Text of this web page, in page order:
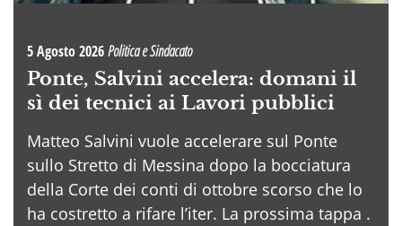
5 Agosto 2026Politica e Sindacato
Ponte, Salvini accelera: domani il
sì dei tecnici ai Lavori pubblici
Matteo Salvini vuole accelerare sul Ponte
sullo Stretto di Messina dopo la bocciatura
della Corte dei conti di ottobre scorso che lo
ha costretto a rifare l’iter. La prossima tappa .